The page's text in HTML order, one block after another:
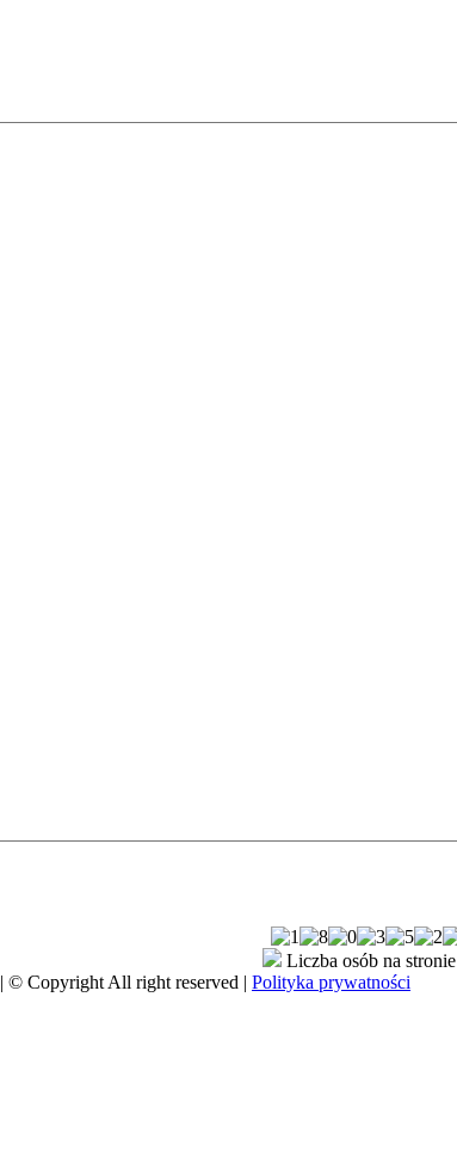
Liczba osób na
| © Copyright All right reserved | Polityka prywatności